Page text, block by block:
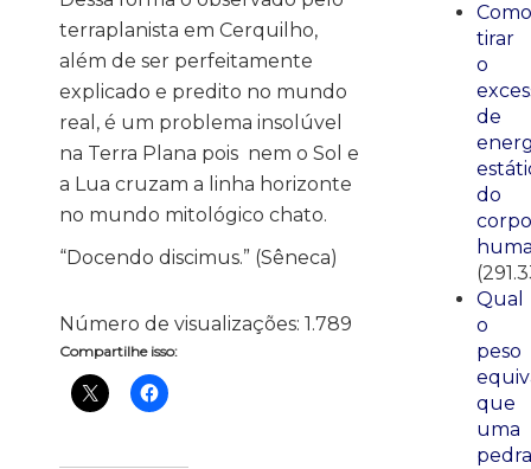
terraplanista em Cerquilho,
além de ser perfeitamente
explicado e predito no mundo
real, é um problema insolúvel
na Terra Plana pois nem o Sol e
a Lua cruzam a linha horizonte
no mundo mitológico chato.
“Docendo discimus.” (Sêneca)
Número de visualizações: 1.789
Compartilhe isso:
Como
tirar
o
de
do
corpo
Qual
o
peso
que
uma
pedra